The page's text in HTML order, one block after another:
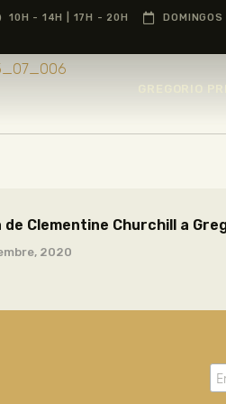
10H - 14H | 17H - 20H
de Clementine Churchill a
2020